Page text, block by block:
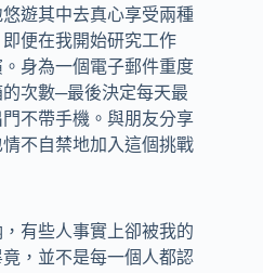
遊其中去真心享受兩種
便在我開始研究工作
身為一個電子郵件重度
的次數─最後決定每天最
不帶手機。與朋友分享
不自禁地加入這個挑戰
有些人事實上卻被我的
，並不是每一個人都認